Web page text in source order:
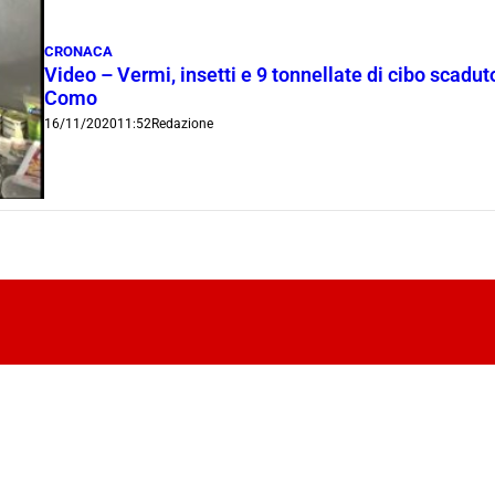
CRONACA
Video – Vermi, insetti e 9 tonnellate di cibo
Como
16/11/202011:52Redazione